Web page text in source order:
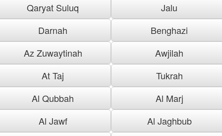
Qaryat Suluq
Jalu
Darnah
Benghazi
Az Zuwaytinah
Awjilah
At Taj
Tukrah
Al Qubbah
Al Marj
Al Jawf
Al Jaghbub